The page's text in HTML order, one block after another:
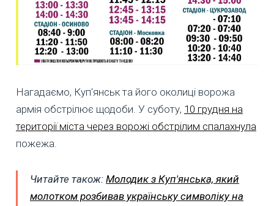
Нагадаємо, Куп'янськ та його околиці ворожа
армія обстрілює щодоби. У суботу, 10 грудня на
території міста через ворожі обстрілим спалахнула
пожежа.
Читайте також: Молодик з Куп'янська, який
молотком розбивав українську символіку на